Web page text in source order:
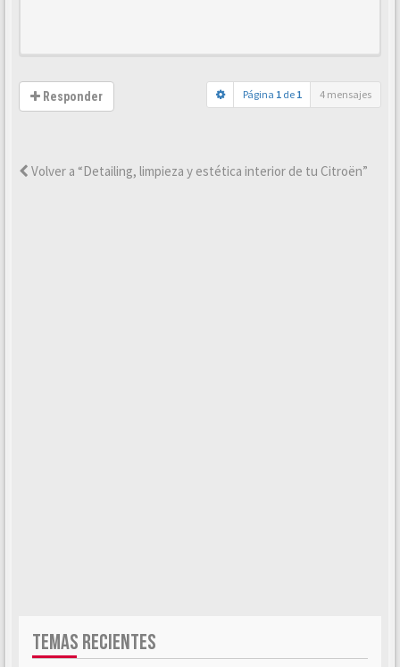
Responder Página 1 de 1 4 mensajes
Volver a “Detailing, limpieza y estética interior de tu Citroën”
TEMAS RECIENTES